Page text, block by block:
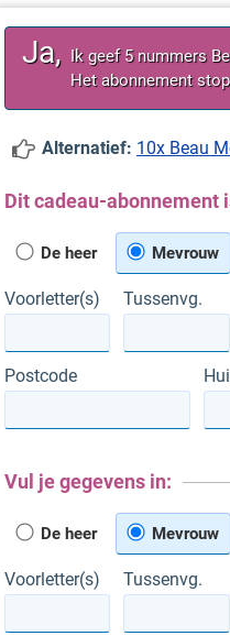
Ja, Ik geef 5 nummers
Het abonnement
Alternatief: 10x Beau
Dit cadeau-abonnement
De heer Mevrouw
Voorletter(s) Tussenvg.
Postcode
Vul je gegevens in:
De heer Mevrouw
Voorletter(s) Tussenvg.